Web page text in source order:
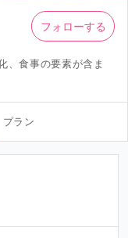
、食事の要素が含ま
フォローする
プラン